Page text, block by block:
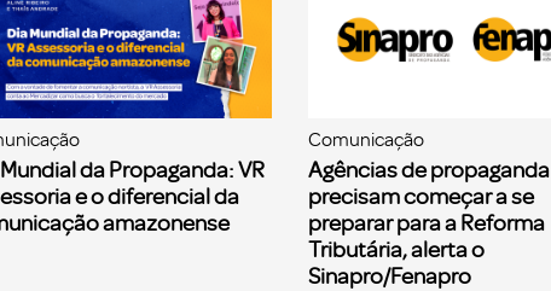
da Propaganda: VR
e o diferencial da
amazonense
Comunicação
Agências de propaganda
precisam começar a se
preparar para a Reforma
Tributária, alerta o
Sinapro/Fenapro